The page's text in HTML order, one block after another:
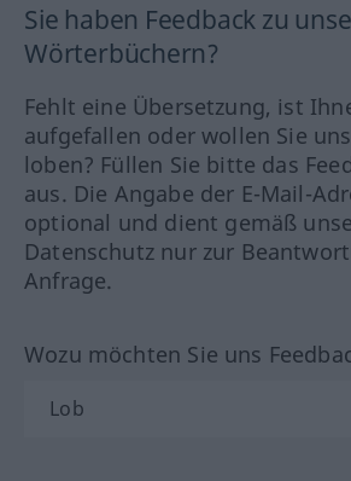
Sie haben Feedback zu
Wörterbüchern?
Fehlt eine Übersetzung, ist
aufgefallen oder wollen Sie
loben? Füllen Sie bitte das
aus. Die Angabe der E-Mail-
optional und dient gemäß
Datenschutz nur zur
Anfrage.
Wozu möchten Sie uns